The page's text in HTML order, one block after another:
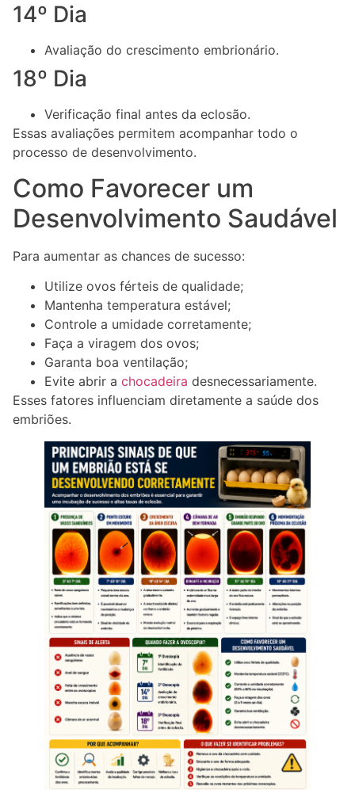
14º Dia
Avaliação do crescimento embrionário.
18º Dia
Verificação final antes da eclosão.
Essas avaliações permitem acompanhar todo o
processo de desenvolvimento.
Como Favorecer um
Desenvolvimento Saudável
Para aumentar as chances de sucesso:
Utilize ovos férteis de qualidade;
Mantenha temperatura estável;
Controle a umidade corretamente;
Faça a viragem dos ovos;
Garanta boa ventilação;
Evite abrir a chocadeira desnecessariamente.
Esses fatores influenciam diretamente a saúde dos
embriões.